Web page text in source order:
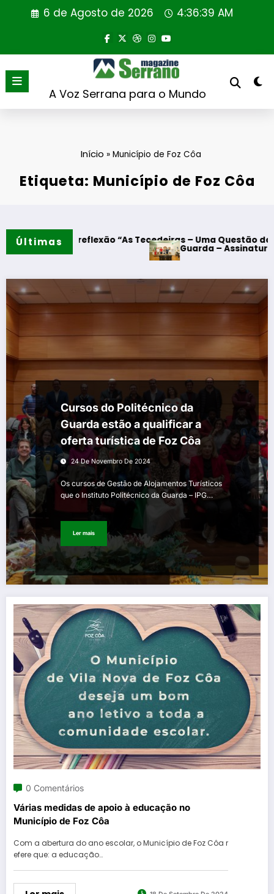
6 de Agosto de 2026 4:36:40 AM
A Voz Serrana para o Mundo
Início »Município de Foz Côa
Etiqueta: Município de Foz Côa
Últimas
Tecedeiras – Uma Questão de Mulheres e de Homens”
Guarda – Assinatura dos protocolos de
Cursos do Politécnico da
Guarda estão a qualificar a
oferta turística de Foz Côa
24 De Novembro De 2024
Os cursos de Gestão de Alojamentos Turísticos
que o Instituto Politécnico da Guarda – IPG…
Ler mais
0 Comentários
Várias medidas de apoio à educação no
Município de Foz Côa
Com a abertura do ano escolar, o Município de Foz Côa r
efere que: a educação…